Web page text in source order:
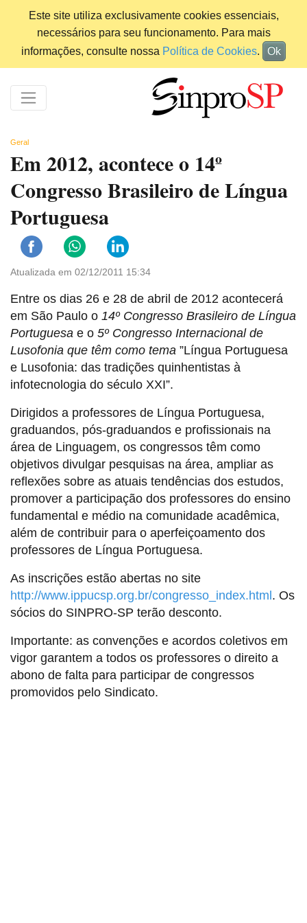
Este site utiliza exclusivamente cookies essenciais,
necessários para seu funcionamento. Para mais
informações, consulte nossa Política de Cookies. Ok
Geral
Em 2012, acontece o 14º
Congresso Brasileiro de Língua
Portuguesa
Atualizada em 02/12/2011 15:34
Entre os dias 26 e 28 de abril de 2012 acontecerá
em São Paulo o 14º Congresso Brasileiro de Língua
Portuguesa e o 5º Congresso Internacional de
Lusofonia que têm como tema ”Língua Portuguesa
e Lusofonia: das tradições quinhentistas à
infotecnologia do século XXI”.
Dirigidos a professores de Língua Portuguesa,
graduandos, pós-graduandos e profissionais na
área de Linguagem, os congressos têm como
objetivos divulgar pesquisas na área, ampliar as
reflexões sobre as atuais tendências dos estudos,
promover a participação dos professores do ensino
fundamental e médio na comunidade acadêmica,
além de contribuir para o aperfeiçoamento dos
professores de Língua Portuguesa.
As inscrições estão abertas no site
http://www.ippucsp.org.br/congresso_index.html . Os
sócios do SINPRO-SP terão desconto.
Importante: as convenções e acordos coletivos em
vigor garantem a todos os professores o direito a
abono de falta para participar de congressos
promovidos pelo Sindicato.